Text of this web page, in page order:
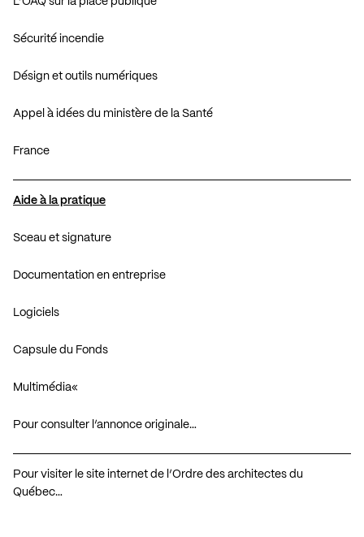
Sécurité incendie
Désign et outils numériques
Appel à idées du ministère de la Santé
France
Aide à la pratique
Sceau et signature
Documentation en entreprise
Logiciels
Capsule du Fonds
Multimédia«
Pour consulter l’annonce originale…
Pour visiter le site internet de l’Ordre des architectes du
Québec…